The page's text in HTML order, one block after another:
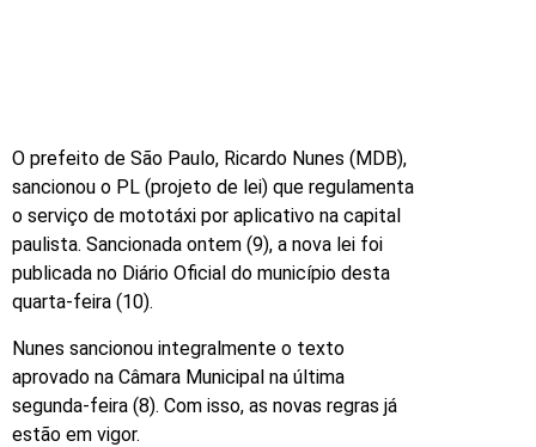
O prefeito de São Paulo, Ricardo Nunes (MDB),
sancionou o PL (projeto de lei) que regulamenta
o serviço de mototáxi por aplicativo na capital
paulista. Sancionada ontem (9), a nova lei foi
publicada no Diário Oficial do município desta
quarta-feira (10).
Nunes sancionou integralmente o texto
aprovado na Câmara Municipal na última
segunda-feira (8). Com isso, as novas regras já
estão em vigor.